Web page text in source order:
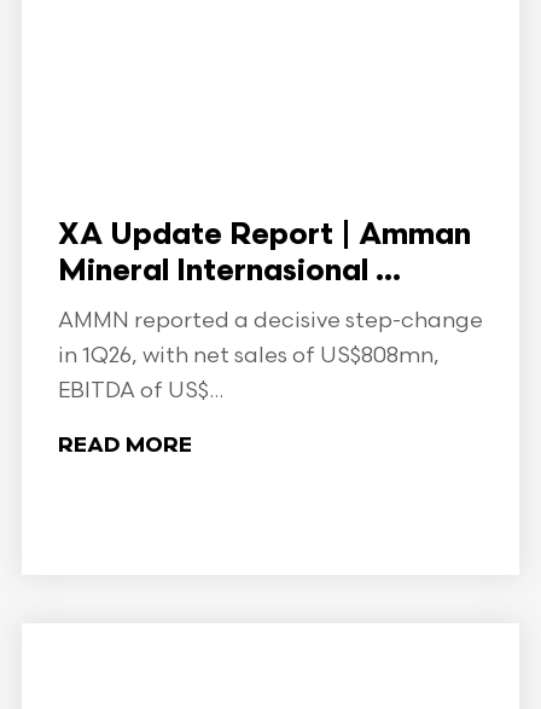
XA Update Report | Amman
Mineral Internasional ...
AMMN reported a decisive step-change
in 1Q26, with net sales of US$808mn,
EBITDA of US$...
READ MORE